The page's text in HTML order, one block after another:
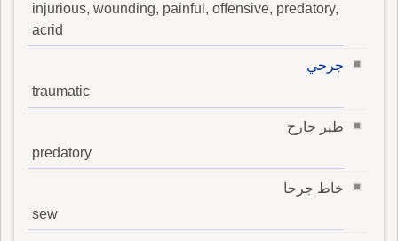
injurious, wounding, painful, offensive, predatory,
acrid
جرحي
traumatic
طير جارح
predatory
خاط جرحا
sew